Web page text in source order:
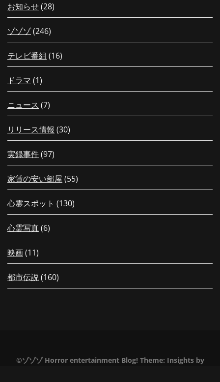
お知らせ(28)
ゾゾゾ(246)
テレビ番組 (16)
ドラマ (1)
ニュース (7)
リリース情報 (30)
実録事件(97)
家賃の安い部屋 (55)
心霊スポット (130)
心霊写真(6)
映画(11)
都市伝説(160)
©ゾゾゾ Horror entertainment Blog! Theme: Insightsby
所恐怖症の落合が半泣きの突撃レポ 定！新作グッズ